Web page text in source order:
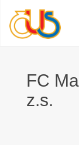
FC
z.s.